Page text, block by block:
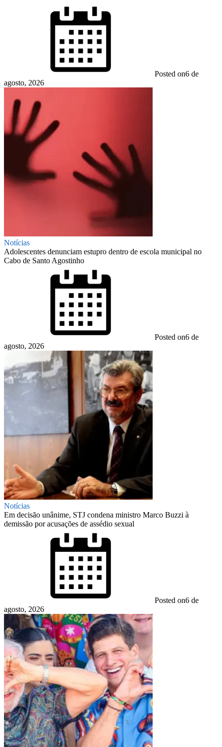
Posted on6 de
agosto, 2026
Notícias
Adolescentes denunciam estupro dentro de escola municipal no
Cabo de Santo Agostinho
Posted on6 de
agosto, 2026
Notícias
Em decisão unânime, STJ condena ministro Marco Buzzi à
demissão por acusações de assédio sexual
Posted on6 de
agosto, 2026